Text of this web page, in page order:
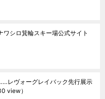
ワシロ箕輪スキー場公式サイト
レヴォーグレイバック先行展示
view）